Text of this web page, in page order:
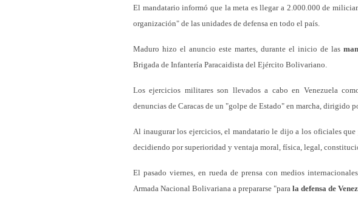
El mandatario informó que la meta es llegar a 2.000.000 de
organización" de las unidades de defensa en todo el país.
Maduro hizo el anuncio este martes, durante el inicio de las
Brigada de Infantería Paracaidista del Ejército Bolivariano.
Los ejercicios militares son llevados a cabo en Venezuela
denuncias de Caracas de un "golpe de Estado" en marcha, dirigido
Al inaugurar los ejercicios, el mandatario le dijo a los oficiales
decidiendo por superioridad y ventaja moral, física, legal,
El pasado viernes, en rueda de prensa con medios
Armada Nacional Bolivariana a prepararse "para la defensa de